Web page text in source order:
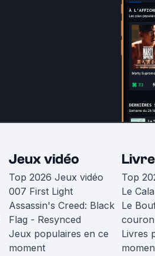
Jeux vidéo
Top 2026 Jeux vidéo
007 First Light
Assassin's Creed: Black
Flag - Resynced
Jeux populaires en ce
moment
Top
Le
Le
Livres